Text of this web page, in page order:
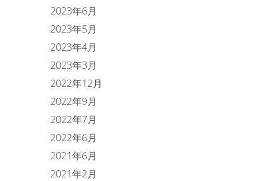
2023年6月
2023年5月
2023年4月
2023年3月
2022年12月
2022年9月
2022年7月
2022年6月
2021年6月
2021年2月